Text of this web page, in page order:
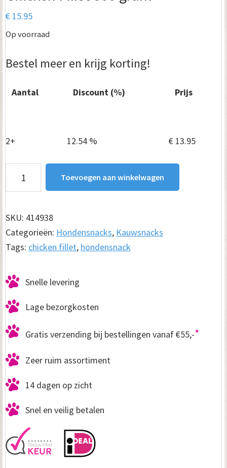
€ 15.95
Op voorraad
Bestel meer en krijg korting!
Aantal Discount (%) Prijs
2+ 12.54 % € 13.95
Fillet
gram
aantal
Toevoegen aan winkelwagen
SKU: 414938
Categorieën: Hondensnacks, Kauwsnacks
Tags: chicken fillet, hondensnack
Snelle levering
Lage bezorgkosten
Gratis verzending bij bestellingen vanaf €55,-*
Zeer ruim assortiment
14 dagen op zicht
Snel en veilig betalen